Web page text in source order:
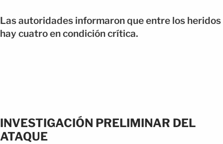
Las autoridades informaron que entre los heridos
hay cuatro en condición crítica.
INVESTIGACIÓN PRELIMINAR DEL
ATAQUE